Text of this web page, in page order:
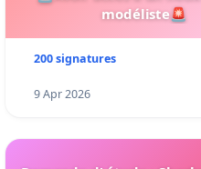
modéliste🚨
200 signatures
9 Apr 2026